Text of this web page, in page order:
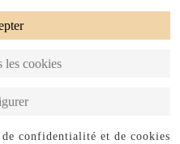
les cookies
confidentialité et de cookies